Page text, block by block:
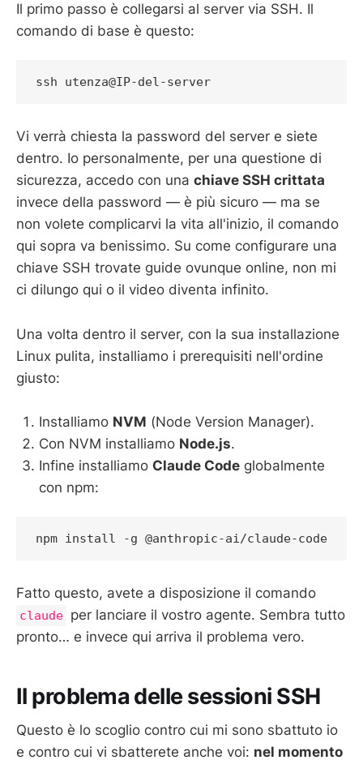
Il primo passo è collegarsi al server via SSH. Il
comando di base è questo:
ssh utenza@IP-del-server
Vi verrà chiesta la password del server e siete
dentro. Io personalmente, per una questione di
sicurezza, accedo con una chiave SSH crittata
invece della password — è più sicuro — ma se
non volete complicarvi la vita all'inizio, il comando
qui sopra va benissimo. Su come configurare una
chiave SSH trovate guide ovunque online, non mi
ci dilungo qui o il video diventa infinito.
Una volta dentro il server, con la sua installazione
Linux pulita, installiamo i prerequisiti nell'ordine
giusto:
Installiamo NVM (Node Version Manager).
Con NVM installiamo Node.js.
Infine installiamo Claude Code globalmente
con npm:
npm install -g @anthropic-ai/claude-code
Fatto questo, avete a disposizione il comando
claude per lanciare il vostro agente. Sembra tutto
pronto… e invece qui arriva il problema vero.
Il problema delle sessioni SSH
Questo è lo scoglio contro cui mi sono sbattuto io
e contro cui vi sbatterete anche voi: nel momento